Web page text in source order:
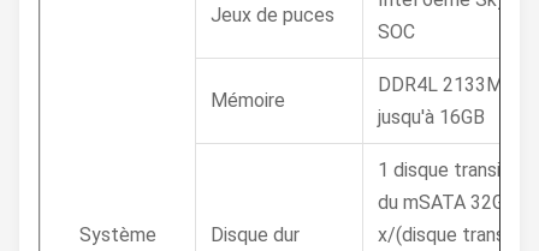
Système
Jeux de puces
SOC
Mémoire
DDR4L 2133MHz
jusqu'à 16GB
Disque dur
1 disque
du mSATA 32G de
x/(disque